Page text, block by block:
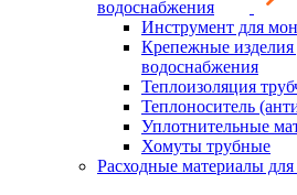
водоснабжения
Инструмент для
Крепежные изделия
водоснабжения
Теплоизоляция
Теплоноситель
Уплотнительные
Хомуты трубные
Расходные материалы для